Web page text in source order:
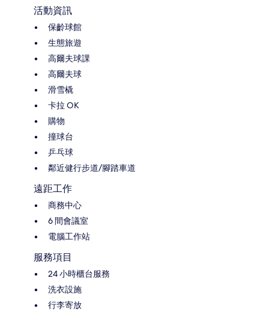
活動資訊
保齡球館
生態旅遊
高爾夫球課
高爾夫球
滑雪橇
卡拉 OK
購物
撞球台
乒乓球
鄰近健行步道/腳踏車道
遠距工作
商務中心
6 間會議室
電腦工作站
服務項目
24 小時櫃台服務
洗衣設施
行李寄放